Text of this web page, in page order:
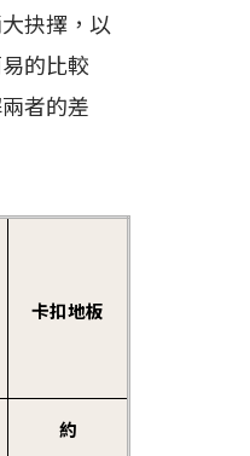
抉擇，以
的比較
者的差
卡扣地板
約